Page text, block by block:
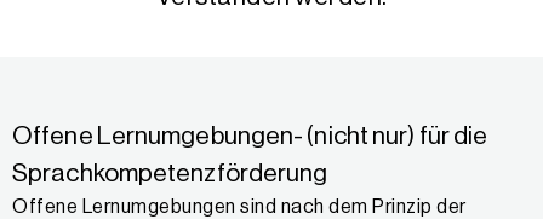
Offene Lernumgebungen- (nicht nur) für die
Sprachkompetenzförderung
Offene Lernumgebungen sind nach dem Prinzip der